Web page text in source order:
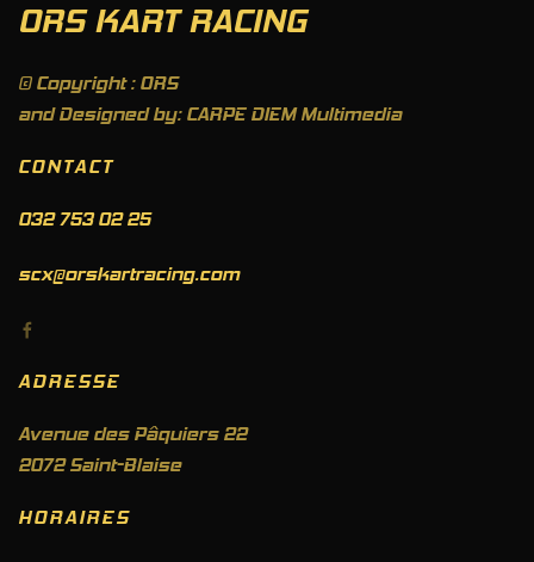
ORS KART RACING
© Copyright : ORS
and Designed by: CARPE DIEM Multimedia
CONTACT
032 753 02 25
scx@orskartracing.com
ADRESSE
Avenue des Pâquiers 22
2072 Saint-Blaise
HORAIRES